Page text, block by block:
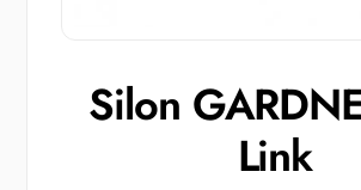
Silon
Link